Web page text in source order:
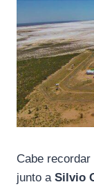
Cabe
junto a Silvio